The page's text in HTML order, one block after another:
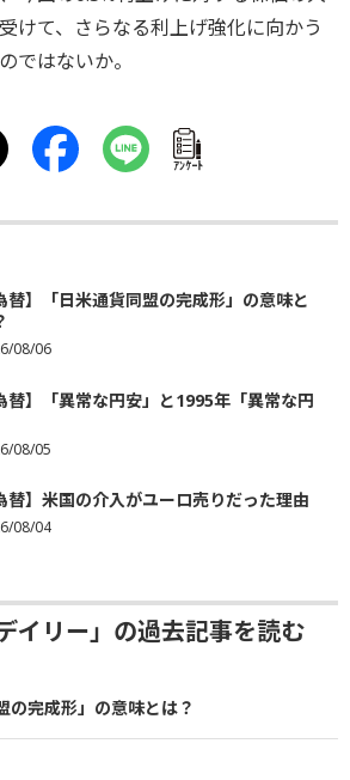
けて、さらなる利上げ強化に向かう
ではないか。
ｱﾝｹｰﾄ
替】「日米通貨同盟の完成形」の意味と
08/06
替】「異常な円安」と1995年「異常な円
08/05
替】米国の介入がユーロ売りだった理由
08/04
イリー」の過去記事を読む
の完成形」の意味とは？